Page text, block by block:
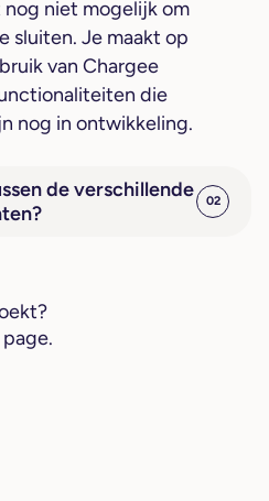
niet mogelijk om
sluiten. Je maakt op
van Chargee
die
nog in ontwikkeling.
de verschillende
02